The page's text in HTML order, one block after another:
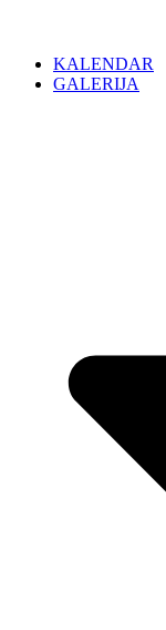
KALENDAR
GALERIJA